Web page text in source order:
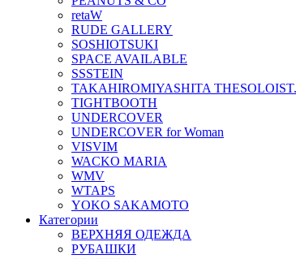
retaW
RUDE GALLERY
SOSHIOTSUKI
SPACE AVAILABLE
SSSTEIN
TAKAHIROMIYASHITA THESOLOIST.
TIGHTBOOTH
UNDERCOVER
UNDERCOVER for Woman
VISVIM
WACKO MARIA
WMV
WTAPS
YOKO SAKAMOTO
Категории
ВЕРХНЯЯ ОДЕЖДА
РУБАШКИ